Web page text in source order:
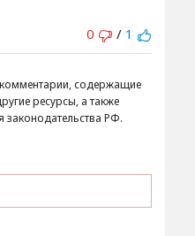
0
/ 1
содержащие
ресурсы, а также
РФ.